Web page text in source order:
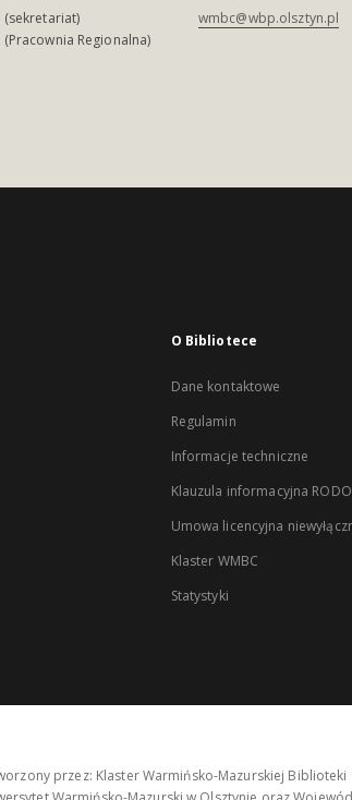
(sekretariat)
Regionalna)
wmbc@wbp.olsztyn.pl
O Bibliotece
Dane kontaktowe
Regulamin
Informacje techniczne
Klauzula informacyjna RODO
Umowa licencyjna
Klaster WMBC
Statystyki
przez: Klaster Warmińsko-Mazurskiej Biblioteki